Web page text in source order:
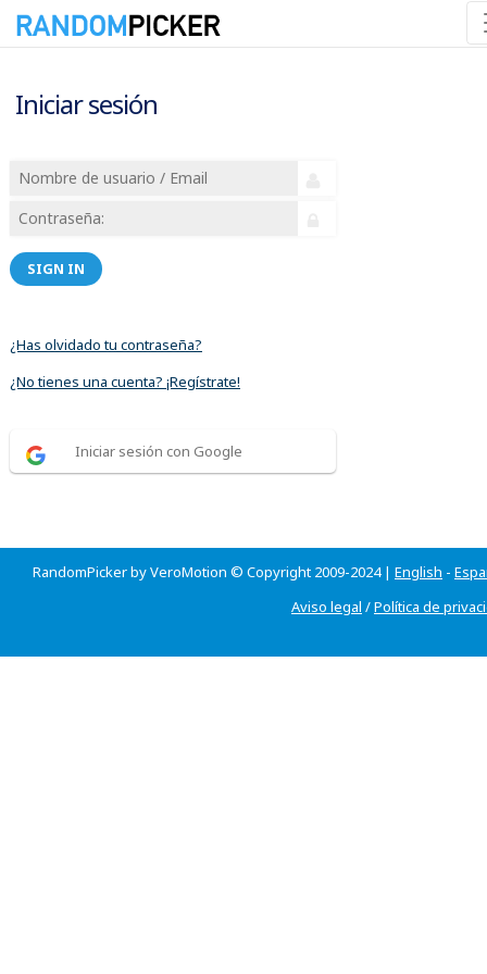
Iniciar sesión
SIGN IN
¿Has olvidado tu contraseña?
¿No tienes una cuenta? ¡Regístrate!
Iniciar sesión con Google
RandomPicker by VeroMotion © Copyright 2009-2024 | English -
Aviso legal /Política de